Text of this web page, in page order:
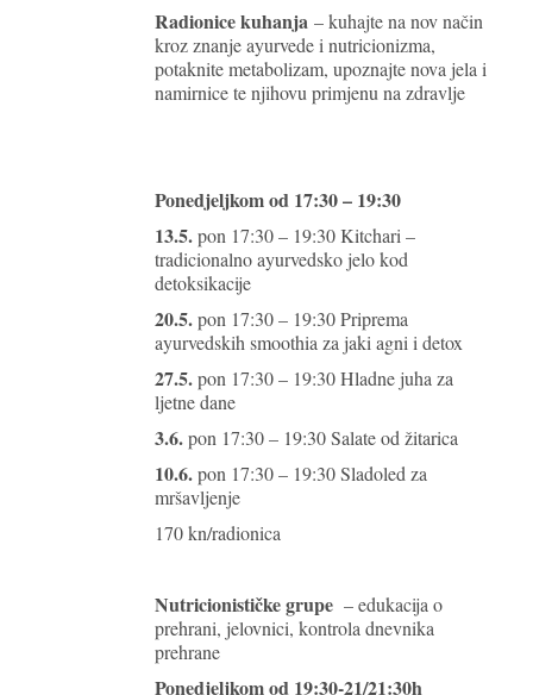
Radionice kuhanja – kuhajte na nov način
kroz znanje ayurvede i nutricionizma,
potaknite metabolizam, upoznajte nova jela i
namirnice te njihovu primjenu na zdravlje
Ponedjeljkom od 17:30 – 19:30
13.5.pon 17:30 – 19:30 Kitchari –
tradicionalno ayurvedsko jelo kod
detoksikacije
20.5.pon 17:30 – 19:30 Priprema
ayurvedskih smoothia za jaki agni i detox
27.5.pon 17:30 – 19:30 Hladne juha za
ljetne dane
3.6.pon 17:30 – 19:30 Salate od žitarica
10.6.pon 17:30 – 19:30 Sladoled za
mršavljenje
170 kn/radionica
Nutricionističke grupe – edukacija o
prehrani, jelovnici, kontrola dnevnika
prehrane
Ponedjeljkom od 19:30-21/21:30h